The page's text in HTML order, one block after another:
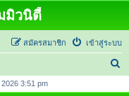
มิวนิตี้
เข้าสู่ระบบ
สมัครสมาชิก
3:51 pm